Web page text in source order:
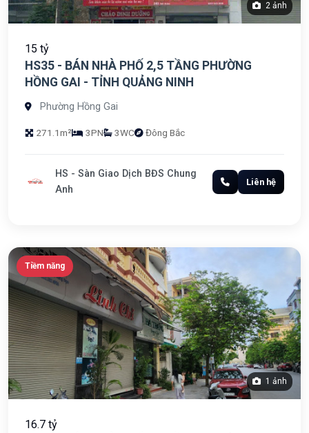
2 ảnh
15 tỷ
HS35 - BÁN NHÀ PHỐ 2,5 TẦNG PHƯỜNG
HỒNG GAI - TỈNH QUẢNG NINH
Phường Hồng Gai
271.1m² 3PN 3WC Đông Bắc
HS - Sàn Giao Dịch BĐS Chung
Anh
Liên hệ
Tiềm năng
1 ảnh
16.7 tỷ